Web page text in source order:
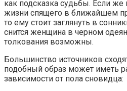
как подсказка судьбы. Если же
жизни спящего в ближайшем
то ему стоит заглянуть в
снится женщина в черном
толкования возможны.
Большинство источников
подобный образ может иметь
зависимости от пола сновидца: